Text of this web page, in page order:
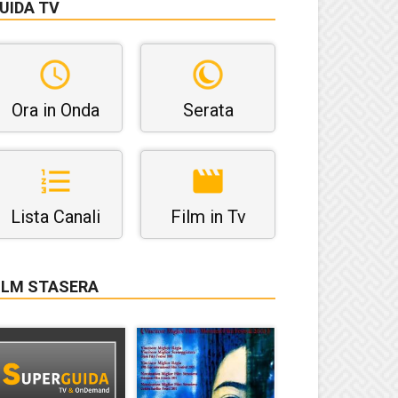
TV
Ora in Onda Serata
Lista Canali Film in Tv
STASERA